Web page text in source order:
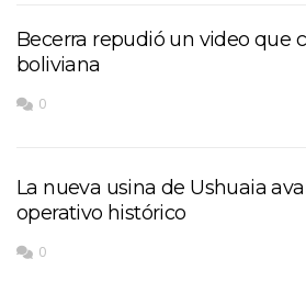
Becerra repudió un video que
boliviana
0
La nueva usina de Ushuaia
operativo histórico
0